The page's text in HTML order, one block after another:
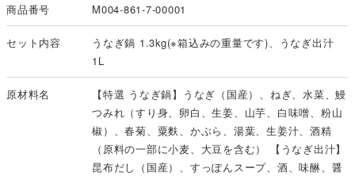
商品番号 M004-861-7-00001
セット内容
うなぎ鍋 1.3kg(※箱込みの重量です)、うなぎ出汁
1L
原材料名
【特選 うなぎ鍋】うなぎ（国産）、ねぎ、水菜、鰻
つみれ（すり身、卵白、生姜、山芋、白味噌、粉山
椒）、春菊、粟麩、かぶら、湯葉、生姜汁、酒精
（原料の一部に小麦、大豆を含む） 【うなぎ出汁】
昆布だし（国産）、すっぽんスープ、酒、味醂、醤